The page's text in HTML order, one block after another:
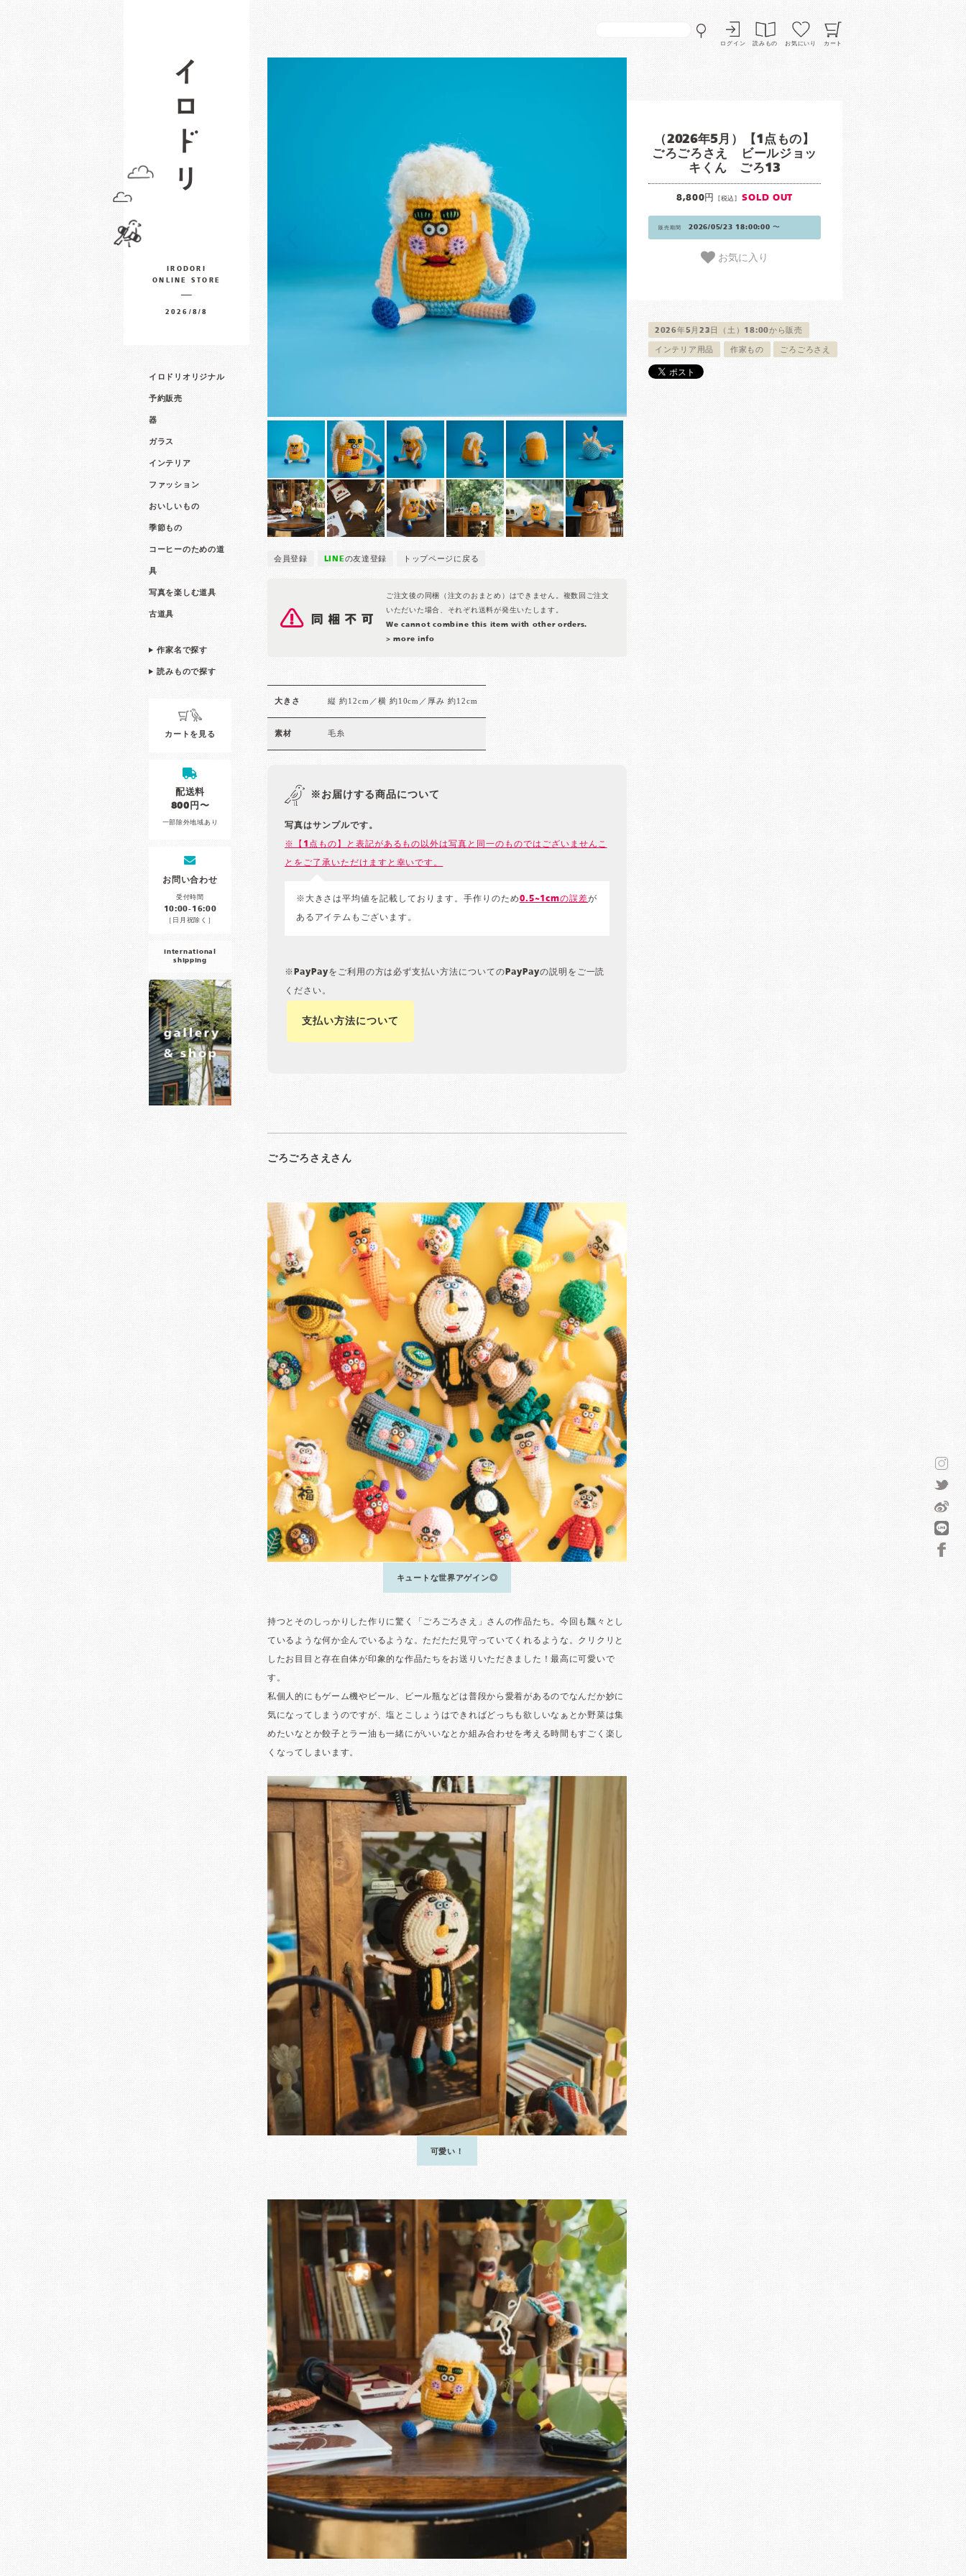
ログイン 読みもの お気にいり カート
IRODORI
ONLINE STORE
2026/8/8
イロドリオリジナル
予約販売
器
ガラス
インテリア
ファッション
おいしいもの
季節もの
コーヒーのための道
具
写真を楽しむ道具
古道具
作家名で探す
読みもので探す
カートを見る
配送料
800円〜
一部除外地域あり
お問い合わせ
受付時間
10:00-16:00
［日月祝除く］
international
shipping
会員登録 LINEの友達登録 トップページに戻る
ご注文後の同梱（注文のおまとめ）はできません。複数回ご注文
いただいた場合、それぞれ送料が発生いたします。
We cannot combine this item with other orders.
> more info
（2026年5月）【1点もの】
ごろごろさえ ビールジョッ
キくん ごろ13
8,800円 [税込] SOLD OUT
販売期間 2026/05/23 18:00:00 〜
お気に入り
2026年5月23日（土）18:00から販売
インテリア用品 作家もの ごろごろさえ
大きさ 縦 約12cm／横 約10cm／厚み 約12cm
素材 毛糸
※お届けする商品について
写真はサンプルです。
※【1点もの】と表記があるもの以外は写真と同一のものではございませんこ
とをご了承いただけますと幸いです。
※大きさは平均値を記載しております。手作りのため0.5~1cmの誤差が
あるアイテムもございます。
※PayPayをご利用の方は必ず支払い方法についてのPayPayの説明をご一読
ください。
支払い方法について